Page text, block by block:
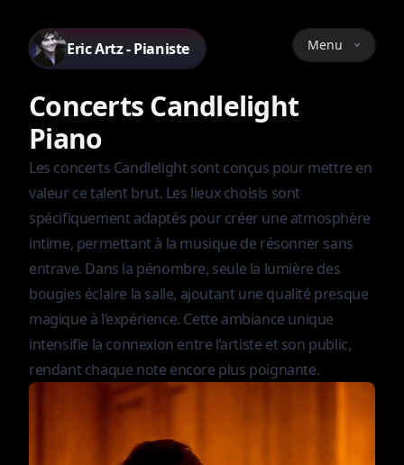
Eric Artz - Pianiste Menu
Concerts Candlelight
Piano
Les concerts Candlelight sont conçus pour mettre en
valeur ce talent brut. Les lieux choisis sont
spécifiquement adaptés pour créer une atmosphère
intime, permettant à la musique de résonner sans
entrave. Dans la pénombre, seule la lumière des
bougies éclaire la salle, ajoutant une qualité presque
magique à l’expérience. Cette ambiance unique
intensifie la connexion entre l’artiste et son public,
rendant chaque note encore plus poignante.